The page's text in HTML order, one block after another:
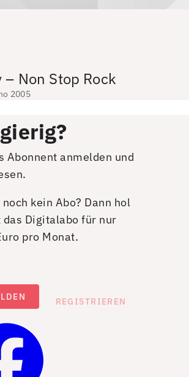
– Non Stop Rock
2005
Abonnent anmelden und
noch kein Abo? Dann hol
Digitalabo für nur
pro Monat.
REGISTRIEREN